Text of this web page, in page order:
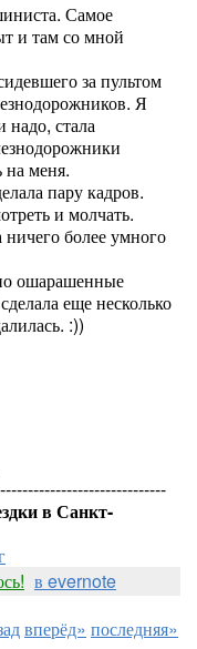
Самое
и там со мной
за пультом
Я
надо, стала
на меня.
пару кадров.
и молчать.
более умного
ошарашенные
еще несколько
:))
в Санкт-
в evernote
вперёд» последняя»